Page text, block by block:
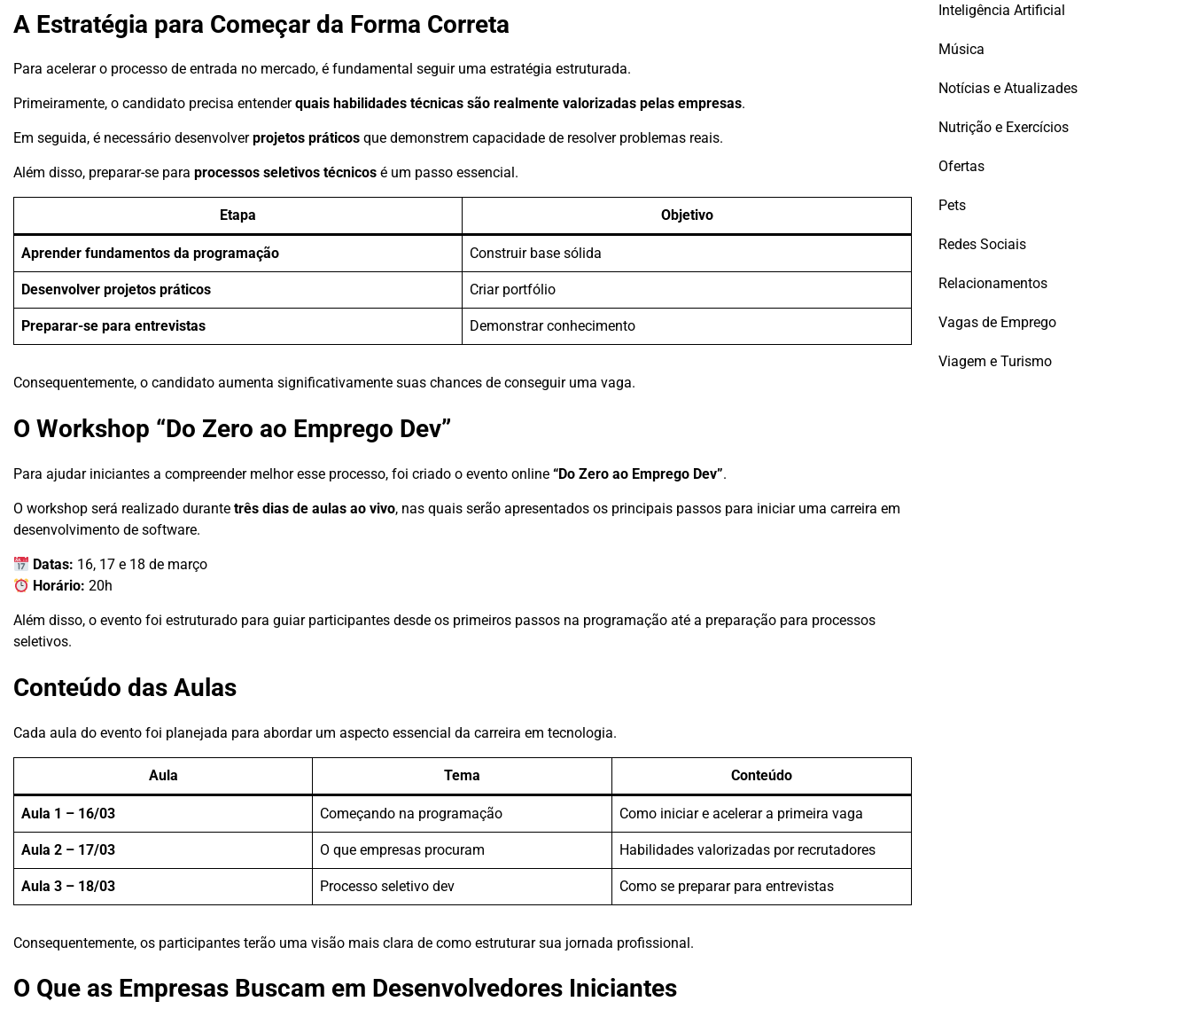
A Estratégia para Começar da Forma Correta
Para acelerar o processo de entrada no mercado, é fundamental seguir uma estratégia estruturada.
Primeiramente, o candidato precisa entenderquais habilidades técnicas são realmente valorizadas pelas empresas.
Em seguida, é necessário desenvolverprojetos práticos que demonstrem capacidade de resolver problemas reais.
Além disso, preparar-se para processos seletivos técnicos é um passo essencial.
Etapa Objetivo
Aprender fundamentos da programação Construir base sólida
Desenvolver projetos práticos Criar portfólio
Preparar-se para entrevistas Demonstrar conhecimento
Consequentemente, o candidato aumenta significativamente suas chances de conseguir uma vaga.
O Workshop “Do Zero ao Emprego Dev”
Para ajudar iniciantes a compreender melhor esse processo, foi criado o evento online “Do Zero ao Emprego Dev”.
O workshop será realizado durante três dias de aulas ao vivo, nas quais serão apresentados os principais passos para iniciar uma carreira em
desenvolvimento de software.
Datas: 16, 17 e 18 de março
Horário: 20h
Além disso, o evento foi estruturado para guiar participantes desde os primeiros passos na programação até a preparação para processos
seletivos.
Conteúdo das Aulas
Cada aula do evento foi planejada para abordar um aspecto essencial da carreira em tecnologia.
Aula Tema Conteúdo
Aula 1 – 16/03 Começando na programação Como iniciar e acelerar a primeira vaga
Aula 2 – 17/03 O que empresas procuram Habilidades valorizadas por recrutadores
Aula 3 – 18/03 Processo seletivo dev Como se preparar para entrevistas
Consequentemente, os participantes terão uma visão mais clara de como estruturar sua jornada profissional.
O Que as Empresas Buscam em Desenvolvedores Iniciantes
Inteligência Artificial
Música
Notícias e Atualizades
Nutrição e Exercícios
Ofertas
Pets
Redes Sociais
Relacionamentos
Vagas de Emprego
Viagem e Turismo